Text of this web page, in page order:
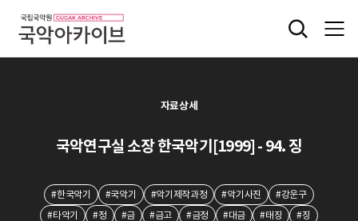
자료상세
국악연구실 소장 한국악기[1999] - 94. 징
#한국악기 #국악기 #악기제작과정 #악기사진
#강운구
#타악기
#정 #금 #금고 #금정 #대금 #태징 #징